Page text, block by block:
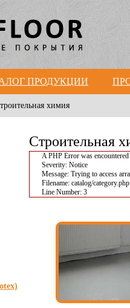
ПРОДУКЦИИ
химия
Строительная
A PHP Error was encountered
Severity: Notice
Message: Trying to access
Filename: catalog/category.php
Line Number: 3